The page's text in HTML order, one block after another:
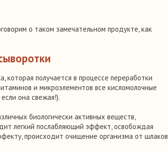
о таком замечательном продукте, как
которая получается в процессе переработки
и микроэлементов все кисломолочные
она свежая!).
биологически активных веществ,
легкий послабляющий эффект, освобождая
происходит очищение организма от шлаков